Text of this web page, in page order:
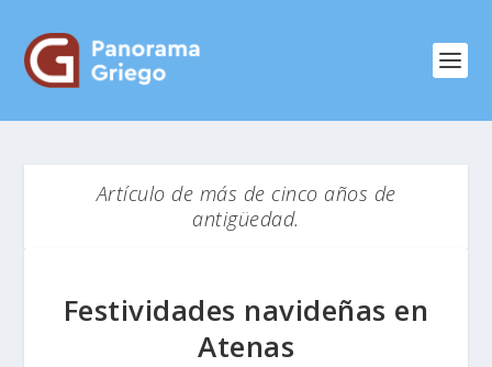
Artículo de más de cinco años de
antigüedad.
Festividades navideñas en
Atenas